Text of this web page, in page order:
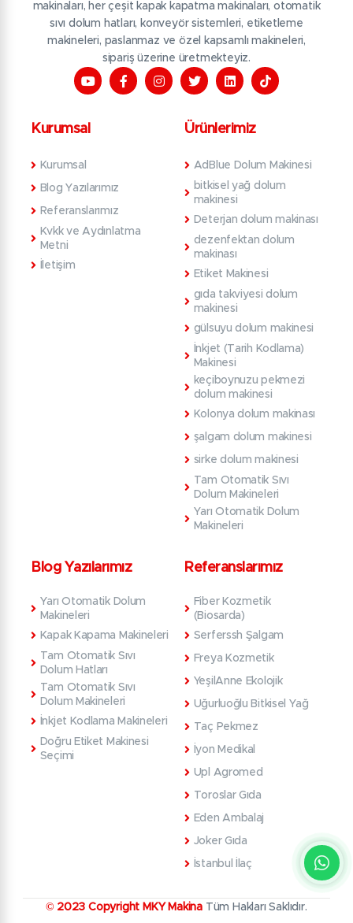
makinaları, her çeşit kapak kapatma makinaları, otomatik
sıvı dolum hatları, konveyör sistemleri, etiketleme
makineleri, paslanmaz ve özel kapsamlı makineleri,
sipariş üzerine üretmekteyiz.
Kurumsal
Kurumsal
Blog Yazılarımız
Referanslarımız
Kvkk ve Aydınlatma
Metni
İletişim
Ürünlerimiz
AdBlue Dolum Makinesi
bitkisel yağ dolum
makinesi
Deterjan dolum makinası
dezenfektan dolum
makinası
Etiket Makinesi
gıda takviyesi dolum
makinesi
gülsuyu dolum makinesi
İnkjet (Tarih Kodlama)
Makinesi
keçiboynuzu pekmezi
dolum makinesi
Kolonya dolum makinası
şalgam dolum makinesi
sirke dolum makinesi
Tam Otomatik Sıvı
Dolum Makineleri
Yarı Otomatik Dolum
Makineleri
Blog Yazılarımız
Yarı Otomatik Dolum
Makineleri
Kapak Kapama Makineleri
Tam Otomatik Sıvı
Dolum Hatları
Tam Otomatik Sıvı
Dolum Makineleri
İnkjet Kodlama Makineleri
Doğru Etiket Makinesi
Seçimi
Referanslarımız
Fiber Kozmetik
(Biosarda)
Serferssh Şalgam
Freya Kozmetik
YeşilAnne Ekolojik
Uğurluoğlu Bitkisel Yağ
Taç Pekmez
İyon Medikal
Upl Agromed
Toroslar Gıda
Eden Ambalaj
Joker Gıda
İstanbul İlaç
© 2023 Copyright MKY Makina Tüm Hakları Saklıdır.